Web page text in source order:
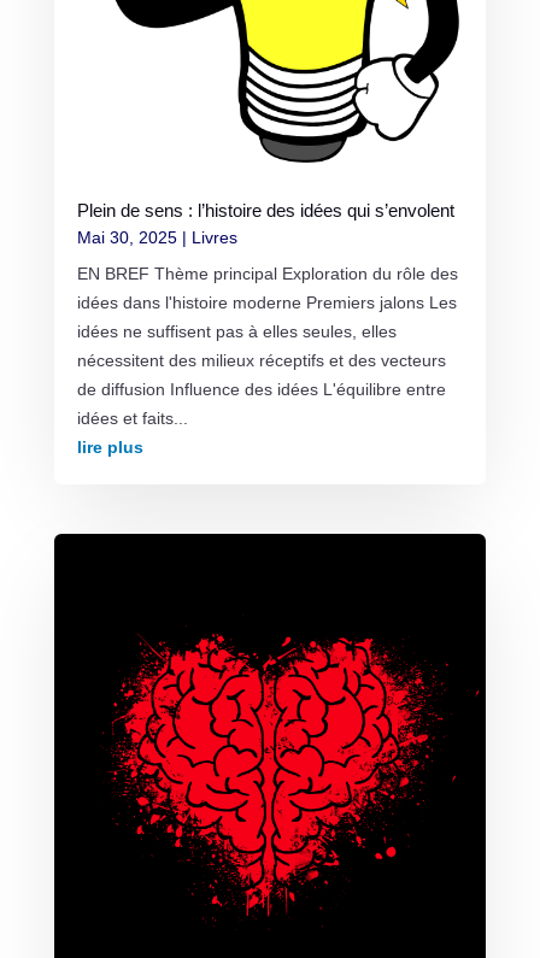
Plein de sens : l’histoire des idées qui s’envolent
Mai 30, 2025| Livres
EN BREF Thème principal Exploration du rôle des
idées dans l'histoire moderne Premiers jalons Les
idées ne suffisent pas à elles seules, elles
nécessitent des milieux réceptifs et des vecteurs
de diffusion Influence des idées L'équilibre entre
idées et faits...
lire plus